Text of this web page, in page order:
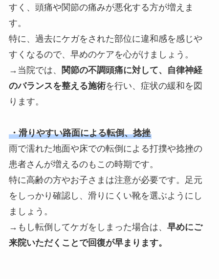
すく、頭痛や関節の痛みが悪化する方が増えま
す。
特に、過去にケガをされた部位に違和感を感じや
すくなるので、早めのケアを心がけましょう。
→当院では、
関節の不調頭痛に対して、自律神経
のバランスを整える施術を行い、症状の緩和を図
ります。
・滑りやすい路面による転倒、捻挫
雨で濡れた地面や床での転倒による打撲や捻挫の
患者さんが増えるのもこの時期です。
特に高齢の方やお子さまは注意が必要です。足元
をしっかり確認し、滑りにくい靴を選ぶようにし
ましょう。
→もし転倒してケガをしまった場合は、 早めにご
来院いただくことで回復が早まります。